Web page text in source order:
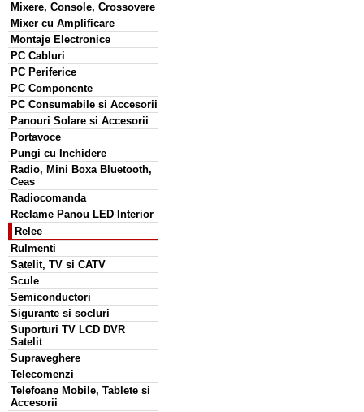
Mixere, Console, Crossovere
Mixer cu Amplificare
Montaje Electronice
PC Cabluri
PC Periferice
PC Componente
PC Consumabile si Accesorii
Panouri Solare si Accesorii
Portavoce
Pungi cu Inchidere
Radio, Mini Boxa Bluetooth,
Ceas
Radiocomanda
Reclame Panou LED Interior
Relee
Rulmenti
Satelit, TV si CATV
Scule
Semiconductori
Sigurante si socluri
Suporturi TV LCD DVR
Satelit
Supraveghere
Telecomenzi
Telefoane Mobile, Tablete si
Accesorii